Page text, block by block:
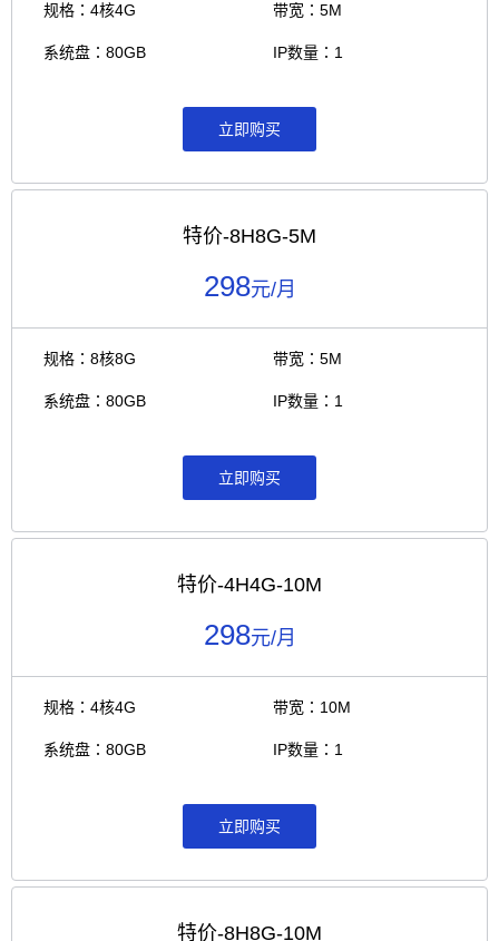
规格：4核4G
系统盘：80GB
带宽：5M
IP数量：1
立即购买
特价-8H8G-5M
298元/月
规格：8核8G
系统盘：80GB
带宽：5M
IP数量：1
立即购买
特价-4H4G-10M
298元/月
规格：4核4G
系统盘：80GB
带宽：10M
IP数量：1
立即购买
特价-8H8G-10M